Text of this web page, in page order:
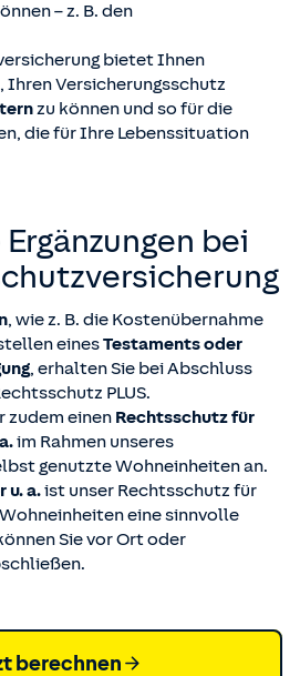
– z. B. den
bietet Ihnen
Versicherungsschutz
zu können und so für die
die für Ihre Lebenssituation
bei
, wie z. B. die Kostenübernahme
einesTestaments oder
, erhalten Sie bei Abschluss
PLUS.
zudem einen Rechtsschutz für
im Rahmen unseres
genutzte Wohneinheiten an.
u. a.ist unser Rechtsschutz für
eine sinnvolle
Sie vor Ort oder
berechnen